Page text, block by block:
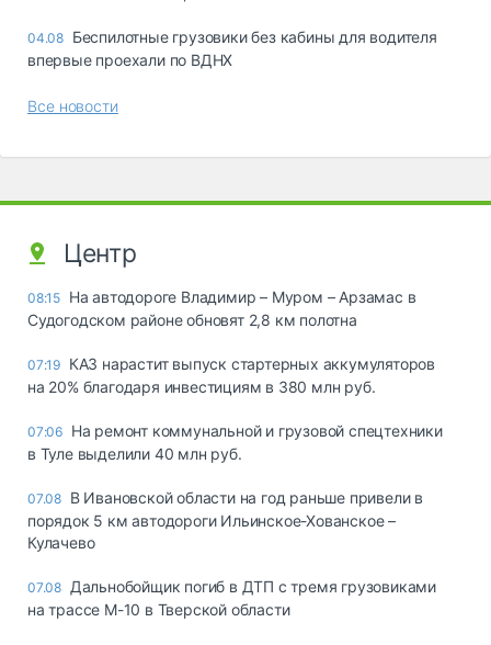
04.08 Беспилотные грузовики без кабины для водителя
впервые проехали по ВДНХ
Все новости
Центр
08:15 На автодороге Владимир – Муром – Арзамас в
Судогодском районе обновят 2,8 км полотна
07:19 КАЗ нарастит выпуск стартерных аккумуляторов
на 20% благодаря инвестициям в 380 млн руб.
07:06 На ремонт коммунальной и грузовой спецтехники
в Туле выделили 40 млн руб.
07.08 В Ивановской области на год раньше привели в
порядок 5 км автодороги Ильинское-Хованское –
Кулачево
07.08 Дальнобойщик погиб в ДТП с тремя грузовиками
на трассе М-10 в Тверской области